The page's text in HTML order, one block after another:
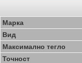
Марка
Вид
Максимално тегло
Точност